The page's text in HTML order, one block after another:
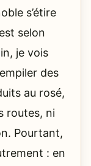
s’étire
selon
je vois
des
au rosé,
routes, ni
Pourtant,
: en